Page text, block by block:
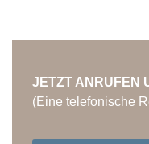
JETZT ANRUFEN
(Eine telefonische